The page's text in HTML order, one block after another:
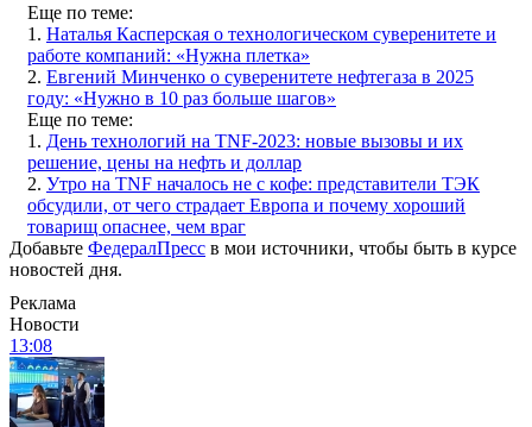
Еще по теме:
1. Наталья Касперская о технологическом суверенитете и
работе компаний: «Нужна плетка»
2. Евгений Минченко о суверенитете нефтегаза в 2025
году: «Нужно в 10 раз больше шагов»
Еще по теме:
1. День технологий на TNF-2023: новые вызовы и их
решение, цены на нефть и доллар
2. Утро на TNF началось не с кофе: представители ТЭК
обсудили, от чего страдает Европа и почему хороший
товарищ опаснее, чем враг
Добавьте ФедералПресс в мои источники, чтобы быть в курсе
новостей дня.
Реклама
Новости
13:08